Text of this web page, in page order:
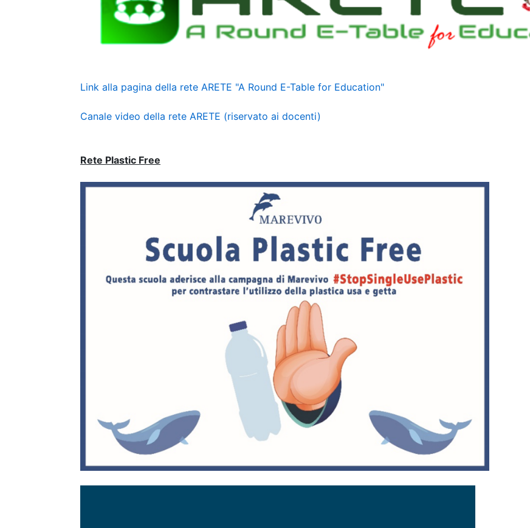
Link alla pagina della rete ARETE "A Round E-Table for Education"
Canale video della rete ARETE (riservato ai docenti)
Rete Plastic Free